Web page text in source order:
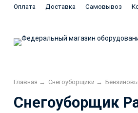
Оплата Доставка Самовывоз
Главная → Снегоуборщики →
Снегоуборщик